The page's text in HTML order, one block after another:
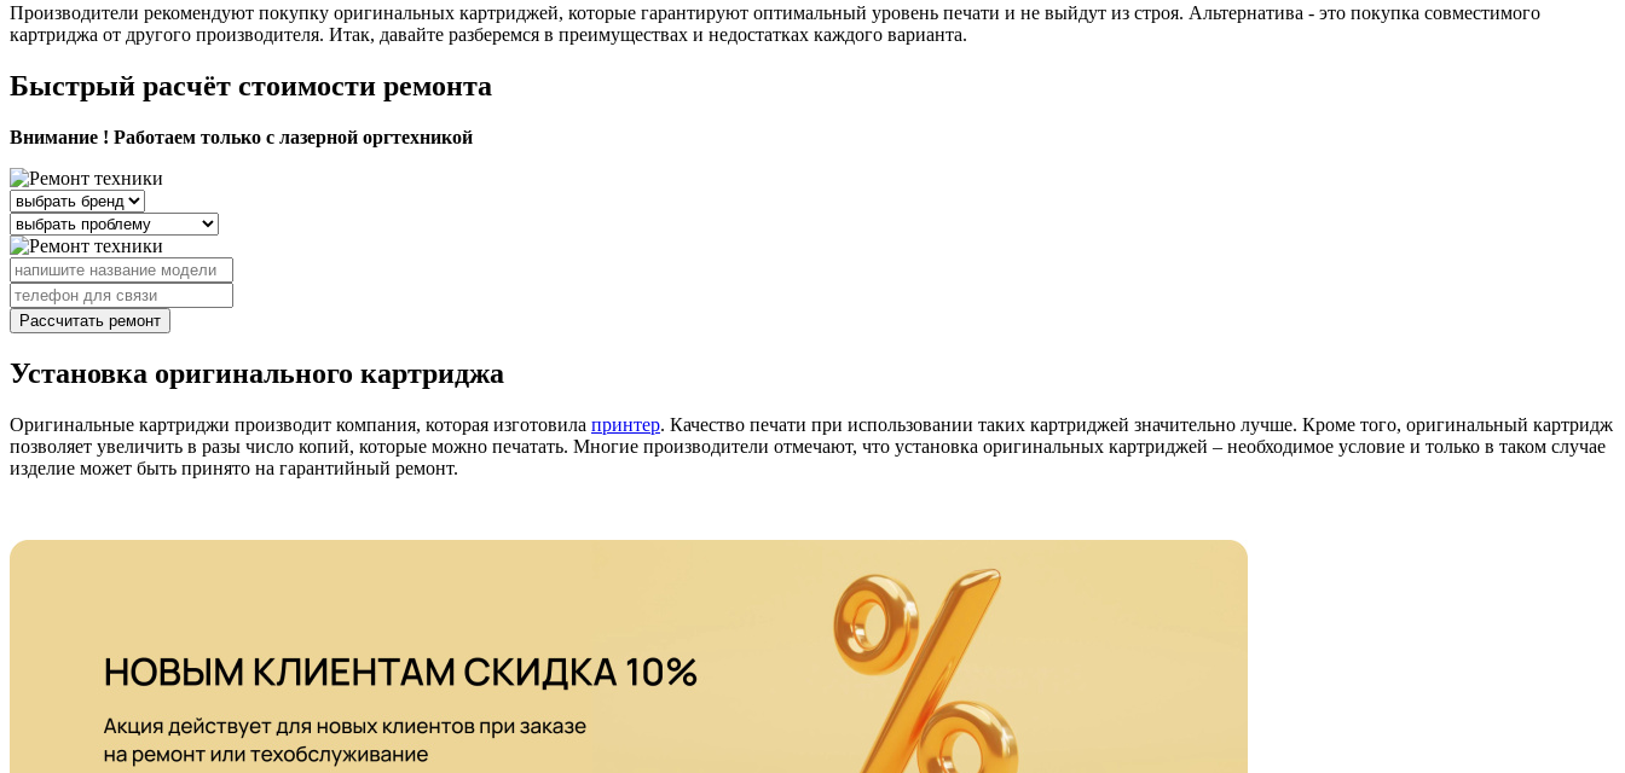
Производители рекомендуют покупку оригинальных картриджей, которые гарантируют оптимальный уровень печати и не выйдут из строя. Альтернатива - это покупка совместимого
картриджа от другого производителя. Итак, давайте разберемся в преимуществах и недостатках каждого варианта.
Быстрый расчёт стоимости ремонта
Внимание ! Работаем только с лазерной оргтехникой
Рассчитать ремонт
Установка оригинального картриджа
Оригинальные картриджи производит компания, которая изготовила принтер. Качество печати при использовании таких картриджей значительно лучше. Кроме того, оригинальный картридж
позволяет увеличить в разы число копий, которые можно печатать. Многие производители отмечают, что установка оригинальных картриджей – необходимое условие и только в таком случае
изделие может быть принято на гарантийный ремонт.